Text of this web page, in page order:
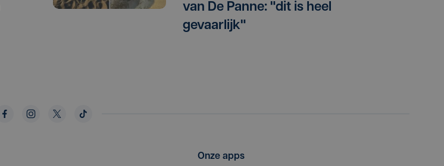
van De Panne: "dit is heel
gevaarlijk"
Onze apps